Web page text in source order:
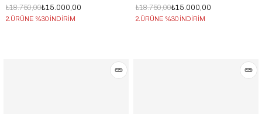
₺15.000,00
₺18.750,00
2.ÜRÜNE %30 İNDİRİM
₺15.000,00
₺18.750,00
2.ÜRÜNE %30 İNDİRİM